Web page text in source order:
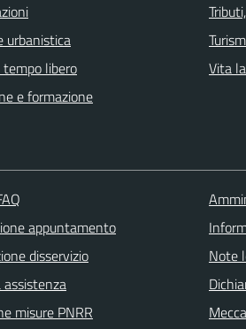
urbanistica
libero
e formazione
Vita
appuntamento
disservizio
misure PNRR
Note